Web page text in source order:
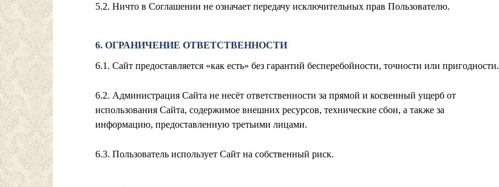
5.2. Ничто в Соглашении не означает передачу исключительных прав Пользователю.
6. ОГРАНИЧЕНИЕ ОТВЕТСТВЕННОСТИ
6.1. Сайт предоставляется «как есть» без гарантий бесперебойности, точности или пригодности.
6.2. Администрация Сайта не несёт ответственности за прямой и косвенный ущерб от
использования Сайта, содержимое внешних ресурсов, технические сбои, а также за
информацию, предоставленную третьими лицами.
6.3. Пользователь использует Сайт на собственный риск.